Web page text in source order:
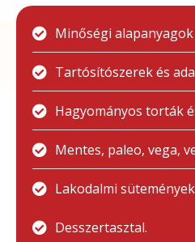
Minőségi
Tartósítószerek és
Hagyományos torták
Mentes, paleo, vega,
Lakodalmi
Desszertasztal.